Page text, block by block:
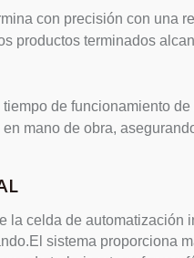
con precisión con una
productos terminados
de funcionamiento
mano de obra,
la celda de automatización
sistema proporciona